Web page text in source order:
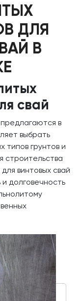
ДЛЯ
В
свай
в
выбрать
типов грунтов и
строительства
винтовых свай
долговечность